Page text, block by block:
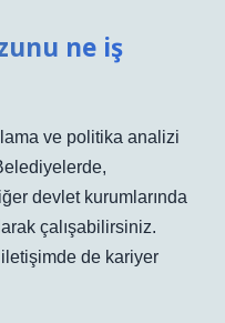
ne iş
ve politika analizi
devlet kurumlarında
çalışabilirsiniz.
iletişimde de kariyer